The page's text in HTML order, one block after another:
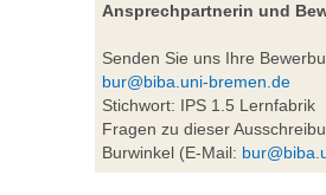
Ansprechpartnerin und
Senden Sie uns Ihre
bur@biba.uni-bremen.de
Stichwort: IPS 1.5 Lernfabrik
Fragen zu dieser
Burwinkel (E-Mail: